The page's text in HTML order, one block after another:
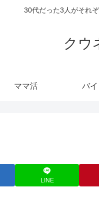
30代だった3人がそれ
クウ
ママ活 バ
LINE